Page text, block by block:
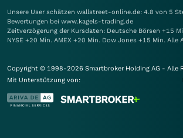
Unsere User schätzen wallstreet-online.de: 4.8 von 5
Bewertungen bei www.kagels-trading.de
Zeitverzögerung der Kursdaten: Deutsche Börsen +15
NYSE +20 Min. AMEX +20 Min. Dow Jones +15 Min. Alle
Copyright © 1998-2026 Smartbroker Holding AG - Alle
Mit Unterstützung von: